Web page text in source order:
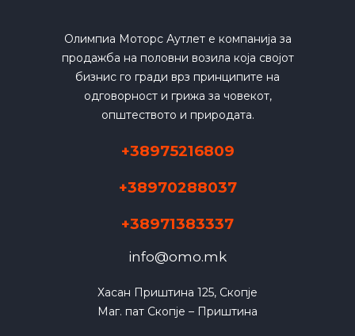
Олимпиа Моторс Аутлет е компанија за
продажба на половни возила која својот
бизнис го гради врз принципите на
одговорност и грижа за човекот,
општеството и природата.
+38975216809
+38970288037
+38971383337
info@omo.mk
Хасан Приштина 125, Скопје
Маг. пат Скопје – Приштина